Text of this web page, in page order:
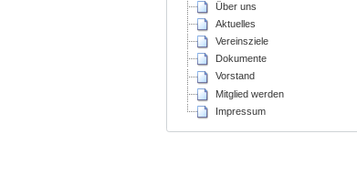
Über uns
Aktuelles
Vereinsziele
Dokumente
Vorstand
Mitglied werden
Impressum